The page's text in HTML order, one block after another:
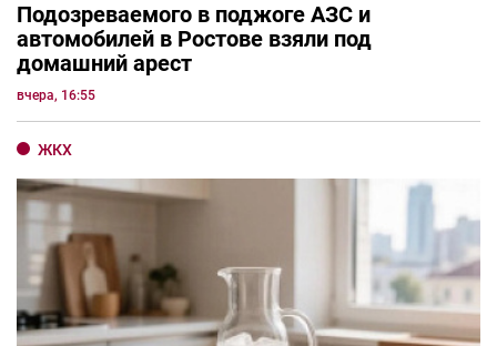
Подозреваемого в поджоге АЗС и
автомобилей в Ростове взяли под
домашний арест
вчера, 16:55
ЖКХ